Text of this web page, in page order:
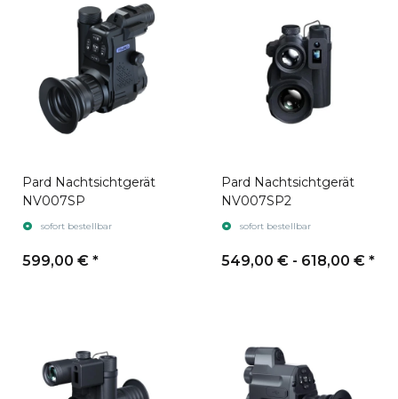
Pard Nachtsichtgerät
NV007SP
sofort bestellbar
599,00 € *
Pard Nachtsichtgerät
NV007SP2
sofort bestellbar
549,00 € - 618,00 € *